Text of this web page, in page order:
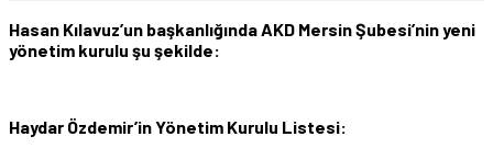
Hasan Kılavuz’un başkanlığında AKD Mersin Şubesi’nin yeni
yönetim kurulu şu şekilde:
Haydar Özdemir’in Yönetim Kurulu Listesi: